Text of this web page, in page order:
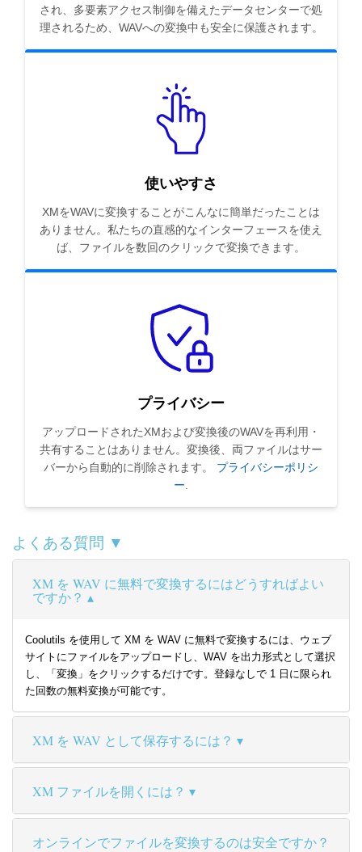
され、多要素アクセス制御を備えたデータセンターで処
理されるため、WAVへの変換中も安全に保護されます。
使いやすさ
XMをWAVに変換することがこんなに簡単だったことは
ありません。私たちの直感的なインターフェースを使え
ば、ファイルを数回のクリックで変換できます。
プライバシー
アップロードされたXMおよび変換後のWAVを再利用・
共有することはありません。変換後、両ファイルはサー
バーから自動的に削除されます。 プライバシーポリシ
ー.
よくある質問 ▼
XM を WAV に無料で変換するにはどうすればよい
ですか？
Coolutils を使用して XM を WAV に無料で変換するには、ウェブ
サイトにファイルをアップロードし、WAV を出力形式として選択
し、「変換」をクリックするだけです。登録なしで 1 日に限られ
た回数の無料変換が可能です。
XM を WAV として保存するには？
XM ファイルを開くには？
オンラインでファイルを変換するのは安全ですか？